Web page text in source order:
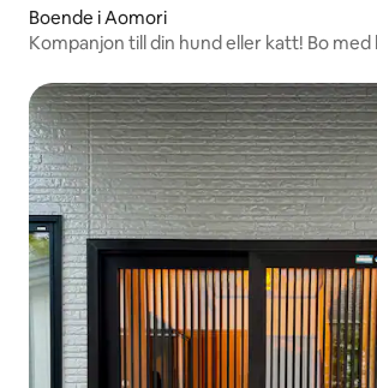
Boende i Aomori
Kompanjon till din hund eller katt! Bo